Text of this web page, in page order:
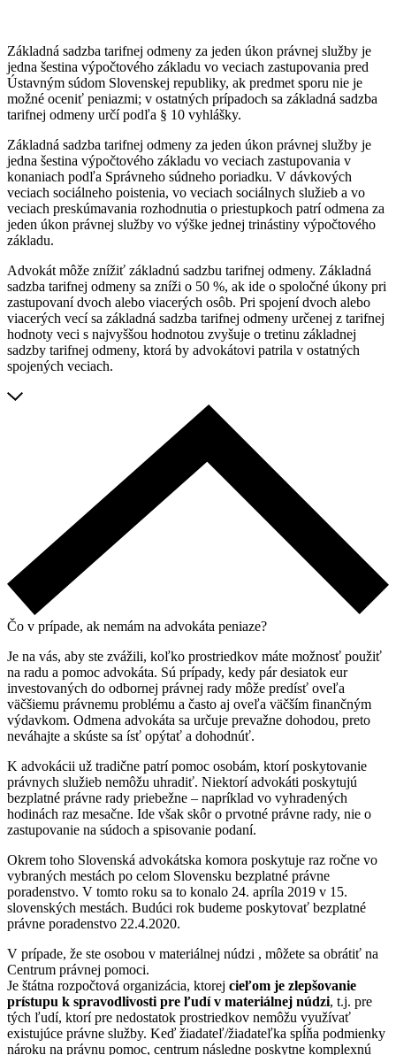
Základná sadzba tarifnej odmeny za jeden úkon právnej služby je
jedna šestina výpočtového základu vo veciach zastupovania pred
Ústavným súdom Slovenskej republiky, ak predmet sporu nie je
možné oceniť peniazmi; v ostatných prípadoch sa základná sadzba
tarifnej odmeny určí podľa § 10 vyhlášky.
Základná sadzba tarifnej odmeny za jeden úkon právnej služby je
jedna šestina výpočtového základu vo veciach zastupovania v
konaniach podľa Správneho súdneho poriadku. V dávkových
veciach sociálneho poistenia, vo veciach sociálnych služieb a vo
veciach preskúmavania rozhodnutia o priestupkoch patrí odmena za
jeden úkon právnej služby vo výške jednej trinástiny výpočtového
základu.
Advokát môže znížiť základnú sadzbu tarifnej odmeny. Základná
sadzba tarifnej odmeny sa zníži o 50 %, ak ide o spoločné úkony pri
zastupovaní dvoch alebo viacerých osôb. Pri spojení dvoch alebo
viacerých vecí sa základná sadzba tarifnej odmeny určenej z tarifnej
hodnoty veci s najvyššou hodnotou zvyšuje o tretinu základnej
sadzby tarifnej odmeny, ktorá by advokátovi patrila v ostatných
spojených veciach.
Čo v prípade, ak nemám na advokáta peniaze?
Je na vás, aby ste zvážili, koľko prostriedkov máte možnosť použiť
na radu a pomoc advokáta. Sú prípady, kedy pár desiatok eur
investovaných do odbornej právnej rady môže predísť oveľa
väčšiemu právnemu problému a často aj oveľa väčším finančným
výdavkom. Odmena advokáta sa určuje prevažne dohodou, preto
neváhajte a skúste sa ísť opýtať a dohodnúť.
K advokácii už tradične patrí pomoc osobám, ktorí poskytovanie
právnych služieb nemôžu uhradiť. Niektorí advokáti poskytujú
bezplatné právne rady priebežne – napríklad vo vyhradených
hodinách raz mesačne. Ide však skôr o prvotné právne rady, nie o
zastupovanie na súdoch a spisovanie podaní.
Okrem toho Slovenská advokátska komora poskytuje raz ročne vo
vybraných mestách po celom Slovensku bezplatné právne
poradenstvo. V tomto roku sa to konalo 24. apríla 2019 v 15.
slovenských mestách. Budúci rok budeme poskytovať bezplatné
právne poradenstvo 22.4.2020.
V prípade, že ste osobou v materiálnej núdzi , môžete sa obrátiť na
Centrum právnej pomoci.
Je štátna rozpočtová organizácia, ktorej cieľom je zlepšovanie
prístupu k spravodlivosti pre ľudí v materiálnej núdzi, t.j. pre
tých ľudí, ktorí pre nedostatok prostriedkov nemôžu využívať
existujúce právne služby. Keď žiadateľ/žiadateľka spĺňa podmienky
nároku na právnu pomoc, centrum následne poskytne komplexnú